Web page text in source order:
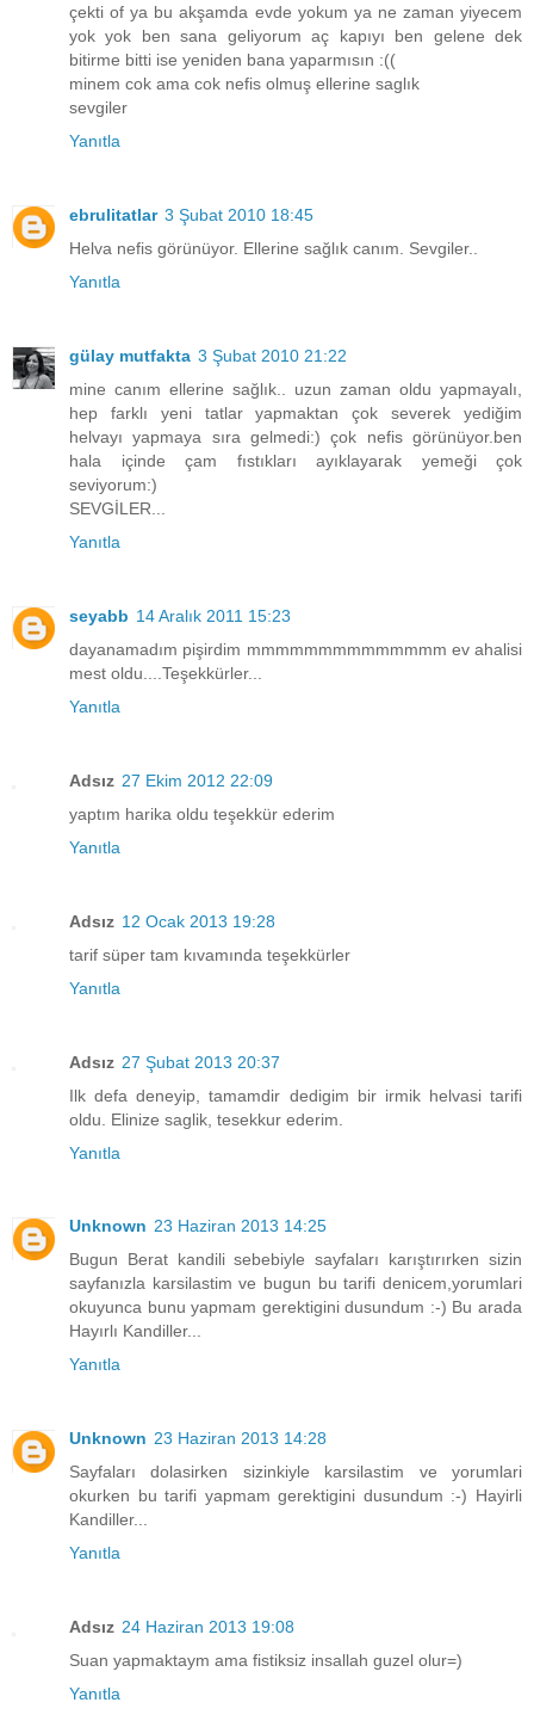
çekti of ya bu akşamda evde yokum ya ne zaman yiyecem
yok yok ben sana geliyorum aç kapıyı ben gelene dek
bitirme bitti ise yeniden bana yaparmısın :((
minem cok ama cok nefis olmuş ellerine saglık
sevgiler
Yanıtla
ebrulitatlar 3 Şubat 2010 18:45
Helva nefis görünüyor. Ellerine sağlık canım. Sevgiler..
Yanıtla
gülay mutfakta 3 Şubat 2010 21:22
mine canım ellerine sağlık.. uzun zaman oldu yapmayalı,
hep farklı yeni tatlar yapmaktan çok severek yediğim
helvayı yapmaya sıra gelmedi:) çok nefis görünüyor.ben
hala içinde çam fıstıkları ayıklayarak yemeği çok
seviyorum:)
SEVGİLER...
Yanıtla
seyabb 14 Aralık 2011 15:23
dayanamadım pişirdim mmmmmmmmmmmmmm ev ahalisi
mest oldu....Teşekkürler...
Yanıtla
Adsız 27 Ekim 2012 22:09
yaptım harika oldu teşekkür ederim
Yanıtla
Adsız 12 Ocak 2013 19:28
tarif süper tam kıvamında teşekkürler
Yanıtla
Adsız 27 Şubat 2013 20:37
Ilk defa deneyip, tamamdir dedigim bir irmik helvasi tarifi
oldu. Elinize saglik, tesekkur ederim.
Yanıtla
Unknown 23 Haziran 2013 14:25
Bugun Berat kandili sebebiyle sayfaları karıştırırken sizin
sayfanızla karsilastim ve bugun bu tarifi denicem,yorumlari
okuyunca bunu yapmam gerektigini dusundum :-) Bu arada
Hayırlı Kandiller...
Yanıtla
Unknown 23 Haziran 2013 14:28
Sayfaları dolasirken sizinkiyle karsilastim ve yorumlari
okurken bu tarifi yapmam gerektigini dusundum :-) Hayirli
Kandiller...
Yanıtla
Adsız 24 Haziran 2013 19:08
Suan yapmaktaym ama fistiksiz insallah guzel olur=)
Yanıtla